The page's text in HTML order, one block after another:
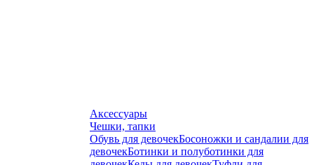
Аксессуары
Чешки, тапки
Обувь для девочекБосоножки и сандалии для
девочекБотинки и полуботинки для